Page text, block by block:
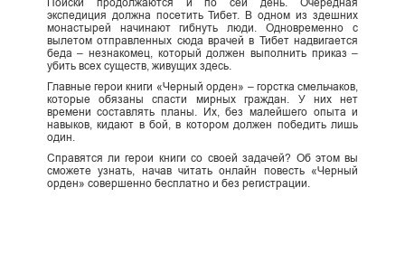
Поиски продолжаются и по сей день. Очередная
экспедиция должна посетить Тибет. В одном из здешних
монастырей начинают гибнуть люди. Одновременно с
вылетом отправленных сюда врачей в Тибет надвигается
беда – незнакомец, который должен выполнить приказ –
убить всех существ, живущих здесь.
Главные герои книги «Черный орден» – горстка смельчаков,
которые обязаны спасти мирных граждан. У них нет
времени составлять планы. Их, без малейшего опыта и
навыков, кидают в бой, в котором должен победить лишь
один.
Справятся ли герои книги со своей задачей? Об этом вы
сможете узнать, начав читать онлайн повесть «Черный
орден» совершенно бесплатно и без регистрации.